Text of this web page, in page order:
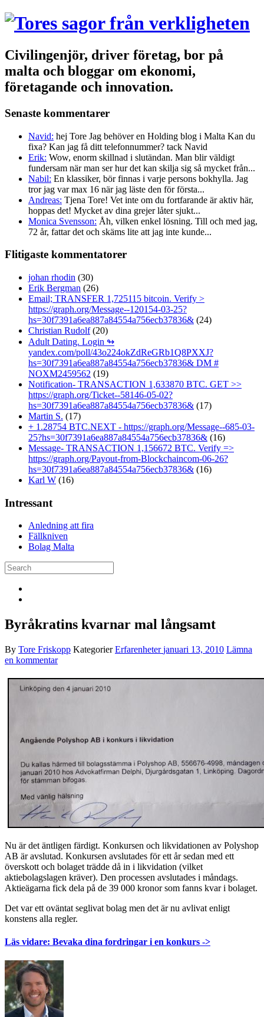
Civilingenjör, driver företag, bor på
malta och bloggar om ekonomi,
företagande och innovation.
Senaste kommentarer
Navid: hej Tore Jag behöver en Holding blog i Malta Kan du
fixa? Kan jag få ditt telefonnummer? tack Navid
Erik: Wow, enorm skillnad i slutändan. Man blir väldigt
fundersam när man ser hur det kan skilja sig så mycket från...
Nabil: En klassiker, bör finnas i varje persons bokhylla. Jag
tror jag var max 16 när jag läste den för första...
Andreas: Tjena Tore! Vet inte om du fortfarande är aktiv här,
hoppas det! Mycket av dina grejer låter sjukt...
Monica Svensson: Åh, vilken enkel lösning. Till och med jag,
72 år, fattar det och skäms lite att jag inte kunde...
Flitigaste kommentatorer
johan rhodin (30)
Erik Bergman (26)
Email; TRANSFER 1,725115 bitcoin. Verify >
https://graph.org/Message--120154-03-25?
hs=30f7391a6ea887a84554a756ecb37836& (24)
Christian Rudolf(20)
Adult Dating. Login ↬
yandex.com/poll/43o224okZdReGRb1Q8PXXJ?
hs=30f7391a6ea887a84554a756ecb37836& DM #
NOXM2459562 (19)
Notification- TRANSACTION 1,633870 BTC. GET >>
https://graph.org/Ticket--58146-05-02?
hs=30f7391a6ea887a84554a756ecb37836& (17)
Martin S. (17)
+ 1.28754 BTC.NEXT - https://graph.org/Message--685-03-
25?hs=30f7391a6ea887a84554a756ecb37836& (16)
Message- TRANSACTION 1,156672 BTC. Verify =>
https://graph.org/Payout-from-Blockchaincom-06-26?
hs=30f7391a6ea887a84554a756ecb37836& (16)
Karl W (16)
Intressant
Anledning att fira
Fällkniven
Bolag Malta
Byråkratins kvarnar mal långsamt
By Tore Friskopp KategorierErfarenheter januari 13, 2010 Lämna
en kommentar
Nu är det äntligen färdigt. Konkursen och likvidationen av Polyshop
AB är avslutad. Konkursen avslutades för ett år sedan med ett
överskott och bolaget trädde då in i likvidation (vilket
aktiebolagslagen kräver). Den processen avslutades i måndags.
Aktieägarna fick dela på de 39 000 kronor som fanns kvar i bolaget.
Det var ett oväntat seglivat bolag men det är nu avlivat enligt
konstens alla regler.
Läs vidare: Bevaka dina fordringar i en konkurs ->